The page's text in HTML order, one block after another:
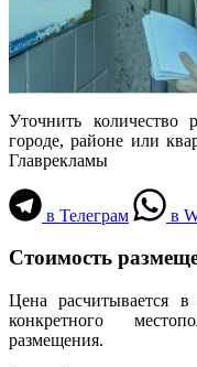
Уточнить количество
городе, районе или
Главрекламы
в Телеграм в
Стоимость
Цена расчитывается
конкретного
размещения.